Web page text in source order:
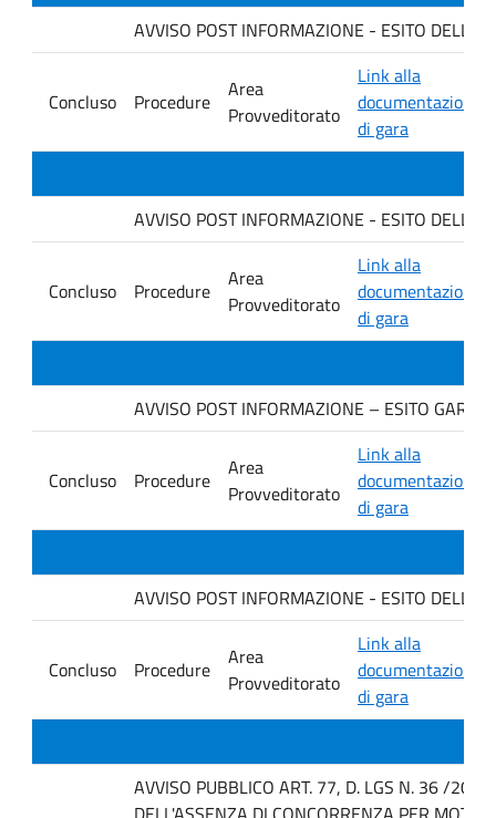
AVVISO POST INFORMAZIONE - ESITO
Concluso Procedure
Area
Provveditorato
Link alla
documentazione
di gara
AVVISO POST INFORMAZIONE - ESITO DELLA
Concluso Procedure
Area
Provveditorato
Link alla
documentazione
di gara
AVVISO POST INFORMAZIONE – ESITO GARA.
Concluso Procedure
Area
Provveditorato
Link alla
documentazione
di gara
AVVISO POST INFORMAZIONE - ESITO
Concluso Procedure
Area
Provveditorato
Link alla
documentazione
di gara
AVVISO PUBBLICO ART. 77, D. LGS N. 36 /